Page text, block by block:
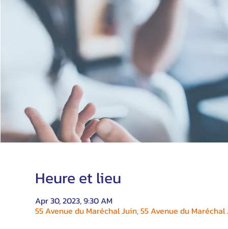
Heure et lieu
Apr 30, 2023, 9:30 AM
55 Avenue du Maréchal Juin, 55 Avenue du